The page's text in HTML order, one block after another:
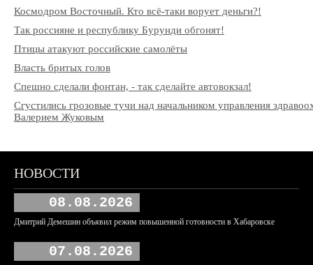
Космодром Восточный. Кто всё-таки ворует деньги?!
Так россияне и республику Бурунди обгонят!
Птицы атакуют российские самолёты
Власть бритых голов
Спешно сделали фонтан, - так сделайте автовокзал!
Сгустились грозовые тучи над начальником управления
Валерием Жуковым
НОВОСТИ
08.08.2026
Дмитрий Демешин объявил режим повышенной готовности в Хабаровске
07.08.2026